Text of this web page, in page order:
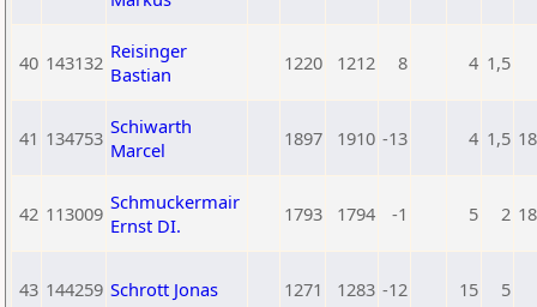
40 143132 Reisinger
Bastian
1220 1212 8 4 1,5
41 134753 Schiwarth
Marcel
1897 1910 -13 4 1,5
42 113009 Schmuckermair
Ernst DI.
1793 1794 -1 5 2
43 144259 Schrott Jonas 1271 1283 -12 15 5